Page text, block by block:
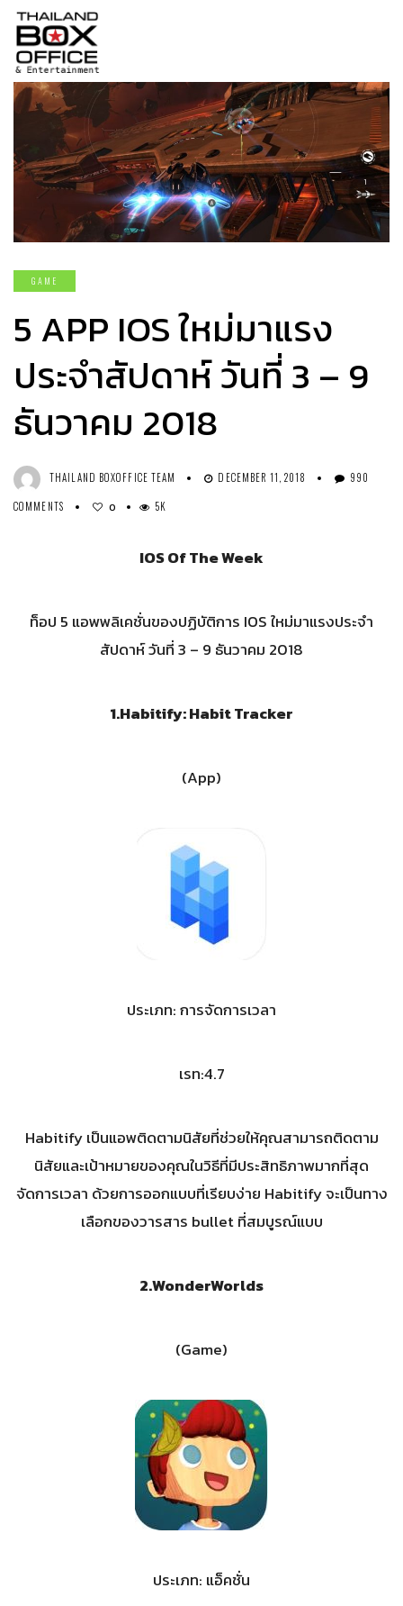
GAME
5 APP IOS ใหม่มาแรง
ประจำสัปดาห์ วันที่ 3 – 9
ธันวาคม 2018
THAILAND BOXOFFICE TEAM DECEMBER 11, 2018
990
COMMENTS
0 5K
IOS Of The Week
ท็อป 5 แอพพลิเคชั่นของปฏิบัติการ IOS ใหม่มาแรงประจำ
สัปดาห์ วันที่ 3 – 9 ธันวาคม 2018
1.Habitify: Habit Tracker
(App)
ประเภท: การจัดการเวลา
เรท:4.7
Habitify เป็นแอพติดตามนิสัยที่ช่วยให้คุณสามารถติดตาม
นิสัยและเป้าหมายของคุณในวิธีที่มีประสิทธิภาพมากที่สุด
จัดการเวลา ด้วยการออกแบบที่เรียบง่าย Habitify จะเป็นทาง
เลือกของวารสาร bullet ที่สมบูรณ์แบบ
2.WonderWorlds
(Game)
ประเภท: แอ็คชั่น